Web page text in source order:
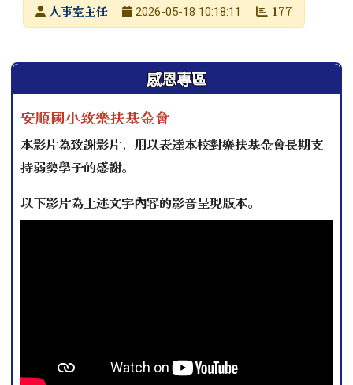
發布者人事室主任
2026-05-18 10:18:11 177
左邊區域內容 感恩專區
安順國小致樂扶基金會
本影片為致謝影片，用以表達本校對樂扶基金會長期支
持弱勢學子的感謝。
以下影片為上述文字內容的影音呈現版本。